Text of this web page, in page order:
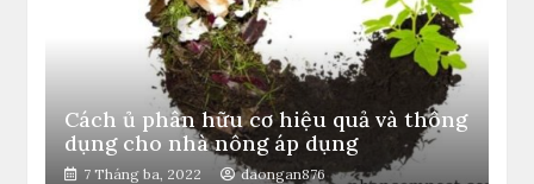
Cách ủ phân hữu cơ hiệu quả và thông
dụng cho nhà nông áp dụng
7 Tháng ba, 2022 daongan876